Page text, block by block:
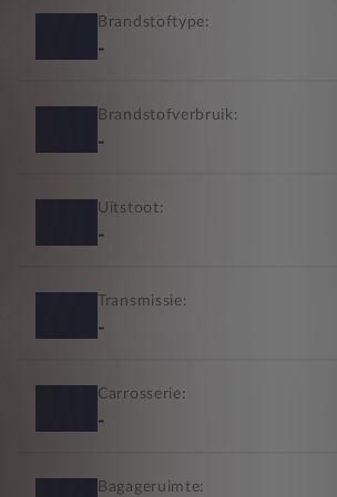
Brandstoftype:
-
Brandstofverbruik:
-
Uitstoot:
-
Transmissie:
-
Carrosserie:
-
Bagageruimte: